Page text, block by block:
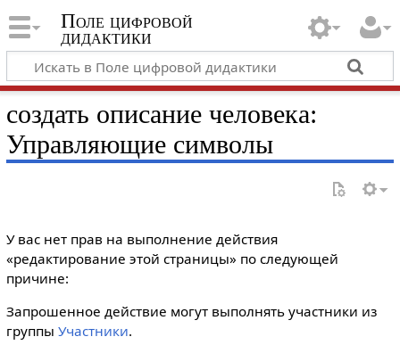
Поле цифровой
дидактики
создать описание человека:
Управляющие символы
У вас нет прав на выполнение действия
«редактирование этой страницы» по следующей
причине:
Запрошенное действие могут выполнять участники из
группы Участники.